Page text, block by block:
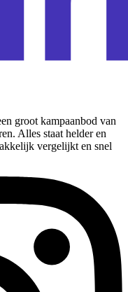
groot kampaanbod van
Alles staat helder en
vergelijkt en snel